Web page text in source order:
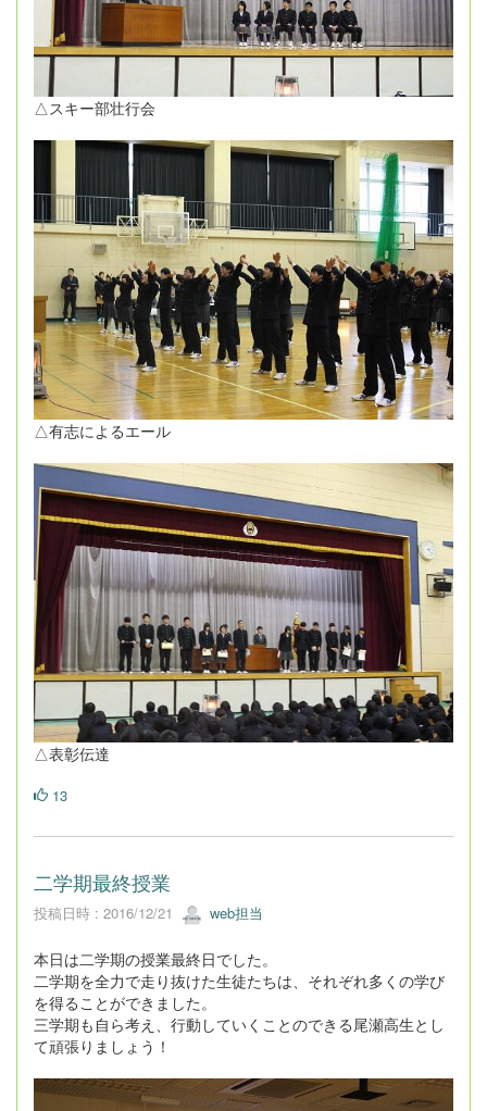
△スキー部壮行会
△有志によるエール
△表彰伝達
13
二学期最終授業
投稿日時 : 2016/12/21 web担当
本日は二学期の授業最終日でした。
二学期を全力で走り抜けた生徒たちは、それぞれ多くの学び
を得ることができました。
三学期も自ら考え、行動していくことのできる尾瀬高生とし
て頑張りましょう！